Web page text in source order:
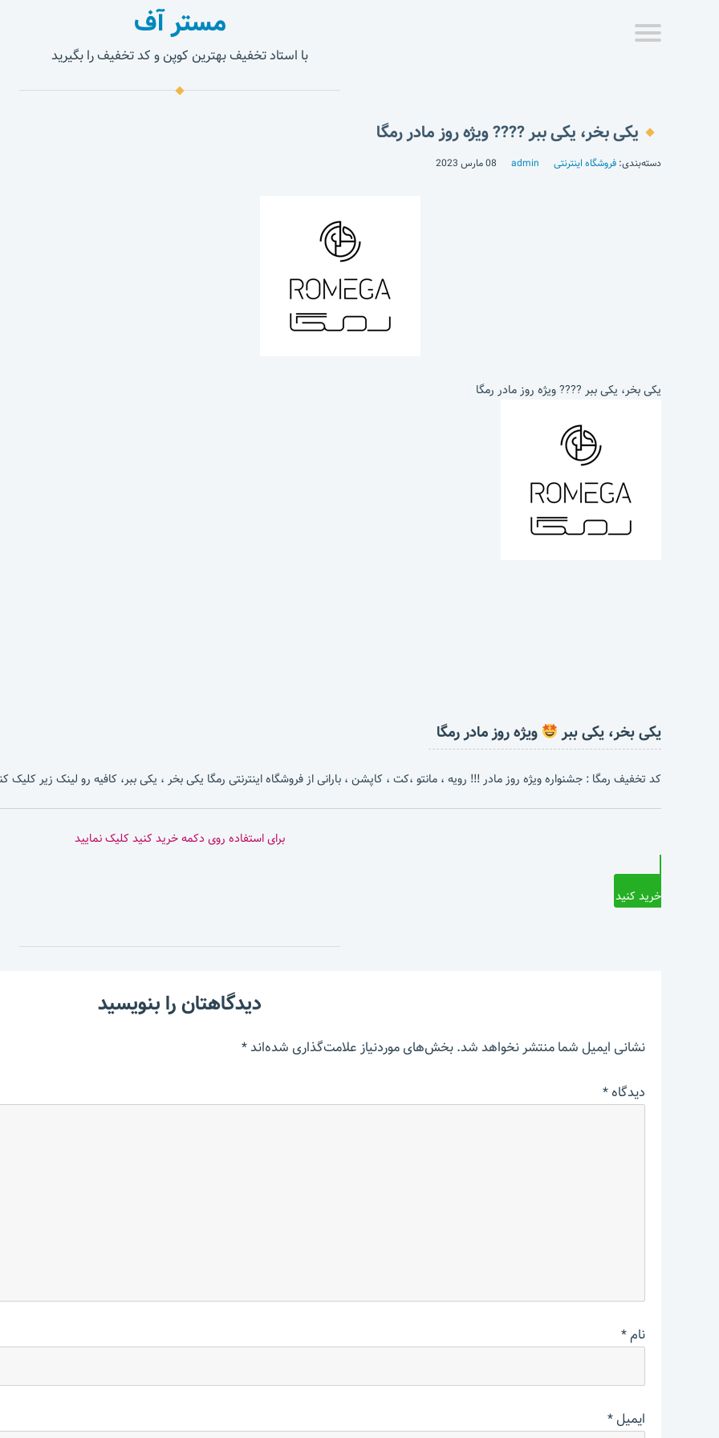
مستر آف
با استاد تخفیف بهترین کوپن و کد تخفیف را بگیرید
یکی بخر، یکی ببر ???? ویژه روز مادر رمگا
دسته‌بندی: فروشگاه اینترنتی admin 08 مارس 2023
یکی بخر، یکی ببر ???? ویژه روز مادر رمگا
یکی بخر، یکی ببر ویژه روز مادر رمگا
کد تخفیف رمگا : جشنواره ویژه روز مادر !!! رویه ، مانتو ،کت ، کاپشن ، بارانی از فروشگاه اینترنتی رمگا یکی بخر ، یکی ببر، کافیه رو لینک زیر کلیک
برای استفاده روی دکمه خرید کنید کلیک نمایید
خرید کنید
دیدگاهتان را بنویسید
نشانی ایمیل شما منتشر نخواهد شد.بخش‌های موردنیاز علامت‌گذاری شده‌اند*
دیدگاه*
نام*
ایمیل*